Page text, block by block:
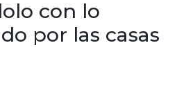
con lo
por las casas